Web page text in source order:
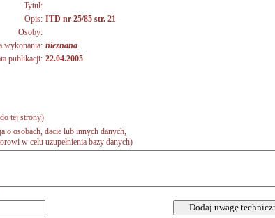
Tytuł:
Opis: ITD nr 25/85 str. 21
Osoby:
wykonania: nieznana
publikacji: 22.04.2005
tej strony)
o osobach, dacie lub innych danych,
w celu uzupełnienia bazy danych)